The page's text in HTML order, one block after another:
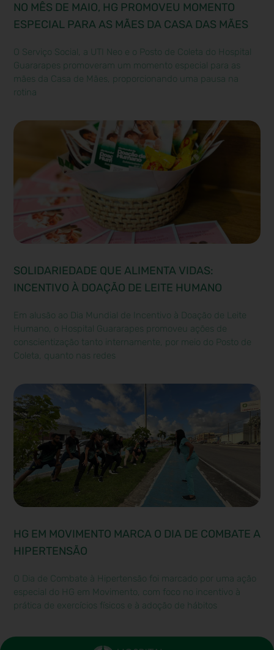
NO MÊS DE MAIO, HG PROMOVEU MOMENTO
ESPECIAL PARA AS MÃES DA CASA DAS MÃES
O Serviço Social, a UTI Neo e o Posto de Coleta do Hospital
Guararapes promoveram um momento especial para as
mães da Casa de Mães, proporcionando uma pausa na
rotina
SOLIDARIEDADE QUE ALIMENTA VIDAS:
INCENTIVO À DOAÇÃO DE LEITE HUMANO
Em alusão ao Dia Mundial de Incentivo à Doação de Leite
Humano, o Hospital Guararapes promoveu ações de
conscientização tanto internamente, por meio do Posto de
Coleta, quanto nas redes
HG EM MOVIMENTO MARCA O DIA DE COMBATE A
HIPERTENSÃO
O Dia de Combate à Hipertensão foi marcado por uma ação
especial do HG em Movimento, com foco no incentivo à
prática de exercícios físicos e à adoção de hábitos